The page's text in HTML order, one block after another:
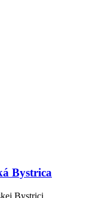
Bystrica
Bystrici